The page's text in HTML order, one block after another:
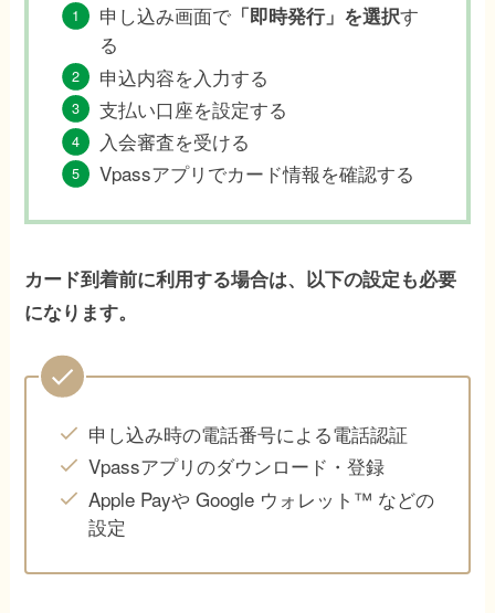
申し込み画面で 「即時発行」を選択す
る
申込内容を入力する
支払い口座を設定する
入会審査を受ける
Vpassアプリでカード情報を確認する
カード到着前に利用する場合は、以下の設定も必要
になります。
申し込み時の電話番号による電話認証
Vpassアプリのダウンロード・登録
Apple Payや Google ウォレット™ などの
設定